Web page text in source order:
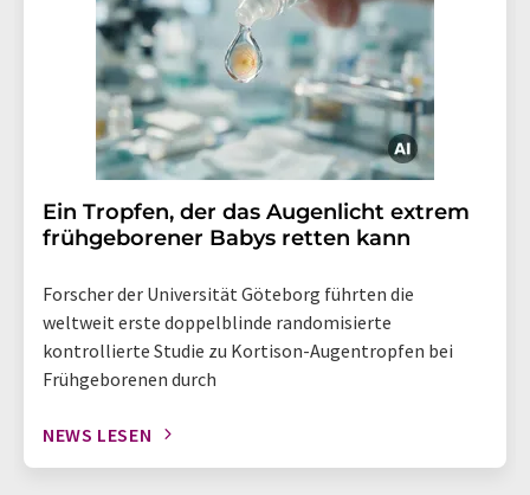
Ein Tropfen, der das Augenlicht extrem
frühgeborener Babys retten kann
Forscher der Universität Göteborg führten die
weltweit erste doppelblinde randomisierte
kontrollierte Studie zu Kortison-Augentropfen bei
Frühgeborenen durch
NEWS LESEN